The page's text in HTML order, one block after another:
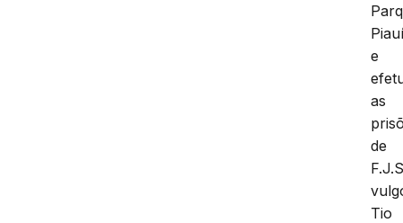
e
as
de
Tio